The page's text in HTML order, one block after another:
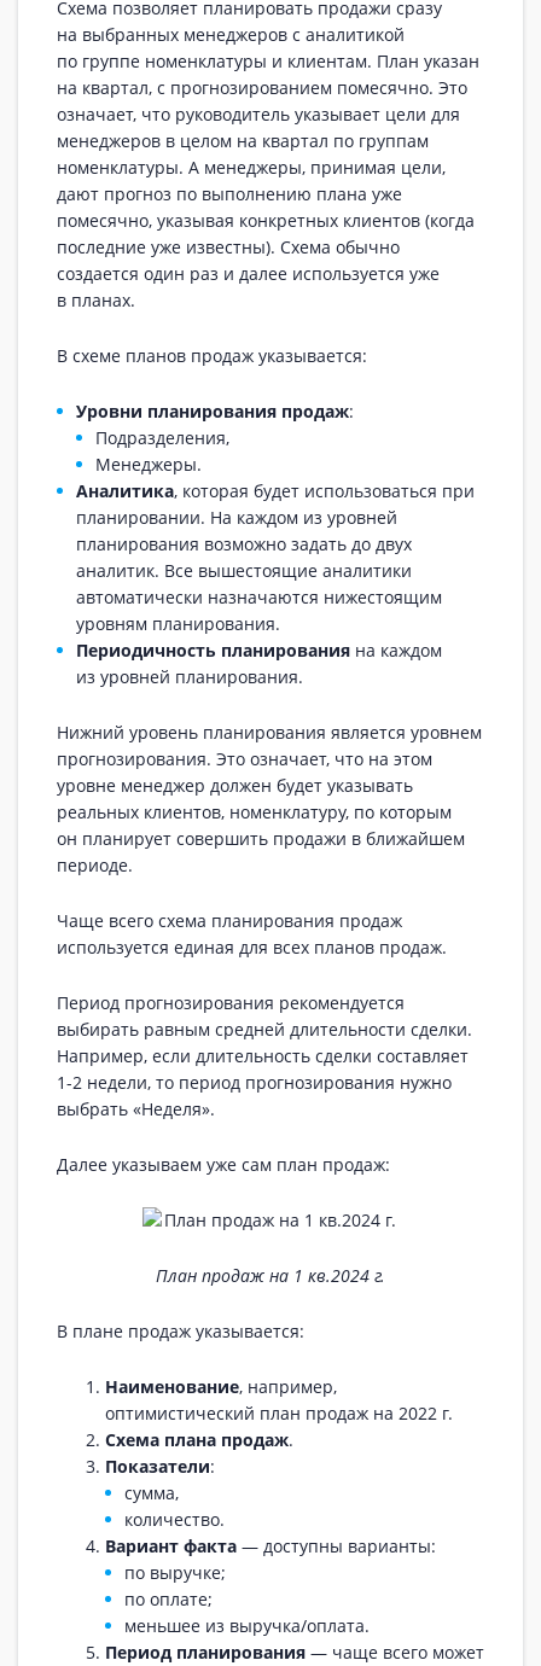
Схема позволяет планировать продажи сразу
на выбранных менеджеров с аналитикой
по группе номенклатуры и клиентам. План указан
на квартал, с прогнозированием помесячно. Это
означает, что руководитель указывает цели для
менеджеров в целом на квартал по группам
номенклатуры. А менеджеры, принимая цели,
дают прогноз по выполнению плана уже
помесячно, указывая конкретных клиентов (когда
последние уже известны). Схема обычно
создается один раз и далее используется уже
в планах.
В схеме планов продаж указывается:
Уровни планирования продаж:
Подразделения,
Менеджеры.
Аналитика, которая будет использоваться при
планировании. На каждом из уровней
планирования возможно задать до двух
аналитик. Все вышестоящие аналитики
автоматически назначаются нижестоящим
уровням планирования.
Периодичность планирования на каждом
из уровней планирования.
Нижний уровень планирования является уровнем
прогнозирования. Это означает, что на этом
уровне менеджер должен будет указывать
реальных клиентов, номенклатуру, по которым
он планирует совершить продажи в ближайшем
периоде.
Чаще всего схема планирования продаж
используется единая для всех планов продаж.
Период прогнозирования рекомендуется
выбирать равным средней длительности сделки.
Например, если длительность сделки составляет
1-2 недели, то период прогнозирования нужно
выбрать «Неделя».
Далее указываем уже сам план продаж:
План продаж на 1 кв.2024 г.
В плане продаж указывается:
Наименование, например,
оптимистический план продаж на 2022 г.
Схема плана продаж.
Показатели:
сумма,
количество.
Вариант факта — доступны варианты:
по выручке;
по оплате;
меньшее из выручка/оплата.
Период планирования — чаще всего может